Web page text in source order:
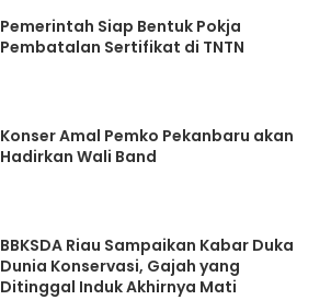
Pemerintah Siap Bentuk Pokja
Pembatalan Sertifikat di TNTN
Konser Amal Pemko Pekanbaru akan
Hadirkan Wali Band
BBKSDA Riau Sampaikan Kabar Duka
Dunia Konservasi, Gajah yang
Ditinggal Induk Akhirnya Mati